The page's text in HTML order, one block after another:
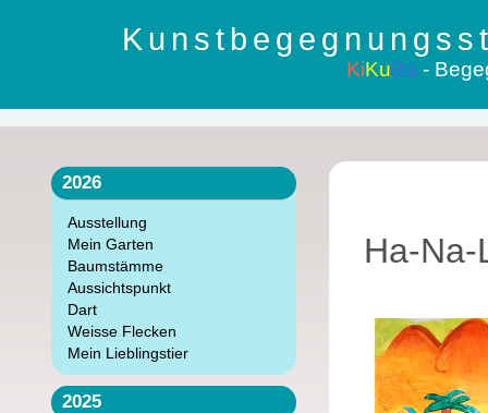
KiKuBa -
2026
Ausstellung
Mein Garten
Baumstämme
Aussichtspunkt
Dart
Weisse Flecken
Mein Lieblingstier
2025
Ha-